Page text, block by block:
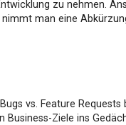
zu nehmen.
man eine
vs. Feature Requests
Business-Ziele ins